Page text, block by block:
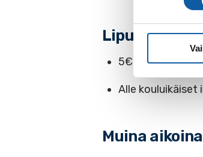
Liput
5€ (käteinen tai
Alle kouluikäiset
Muina